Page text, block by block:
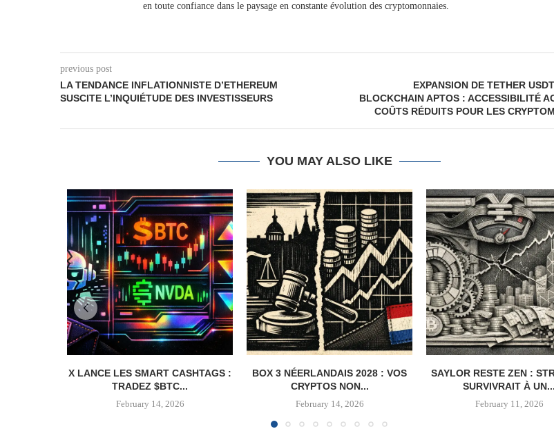
en toute confiance dans le paysage en constante évolution des cryptomonnaies.
previous post
LA TENDANCE INFLATIONNISTE D’ETHEREUM
SUSCITE L’INQUIÉTUDE DES INVESTISSEURS
EXPANSION DE TETHER
BLOCKCHAIN APTOS : ACCESSIBILITÉ
COÛTS RÉDUITS POUR LES
YOU MAY ALSO LIKE
X LANCE LES SMART CASHTAGS :
TRADEZ $BTC...
February 14, 2026
BOX 3 NÉERLANDAIS 2028 : VOS
CRYPTOS NON...
February 14, 2026
SAYLOR RESTE ZEN :
SURVIVRAIT À UN...
February 11, 2026